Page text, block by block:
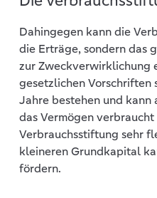
Dahingegen kann die
die Erträge, sondern das
zur Zweckverwirklichung
gesetzlichen Vorschriften
Jahre bestehen und
das Vermögen
Verbrauchsstiftung sehr
kleineren Grundkapital
fördern.